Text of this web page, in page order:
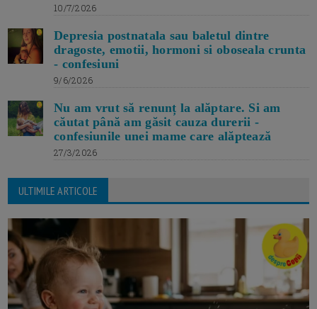
10/7/2026
Depresia postnatala sau baletul dintre
dragoste, emotii, hormoni si oboseala crunta
- confesiuni
9/6/2026
Nu am vrut să renunț la alăptare. Si am
căutat până am găsit cauza durerii -
confesiunile unei mame care alăptează
27/3/2026
ULTIMILE ARTICOLE